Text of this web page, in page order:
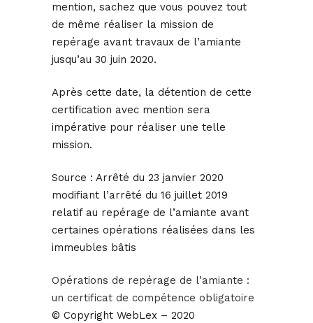
mention, sachez que vous pouvez tout
de même réaliser la mission de
repérage avant travaux de l’amiante
jusqu’au 30 juin 2020.
Après cette date, la détention de cette
certification avec mention sera
impérative pour réaliser une telle
mission.
Source : Arrêté du 23 janvier 2020
modifiant l’arrêté du 16 juillet 2019
relatif au repérage de l’amiante avant
certaines opérations réalisées dans les
immeubles bâtis
Opérations de repérage de l’amiante :
un certificat de compétence obligatoire
© Copyright WebLex – 2020